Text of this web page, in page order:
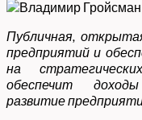
Публичная,
предприятий и
на
обеспечит
развитие